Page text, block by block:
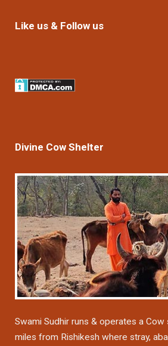
Like us & Follow us
Divine Cow Shelter
Swami Sudhir runs & operates a
miles from Rishikesh where stray,